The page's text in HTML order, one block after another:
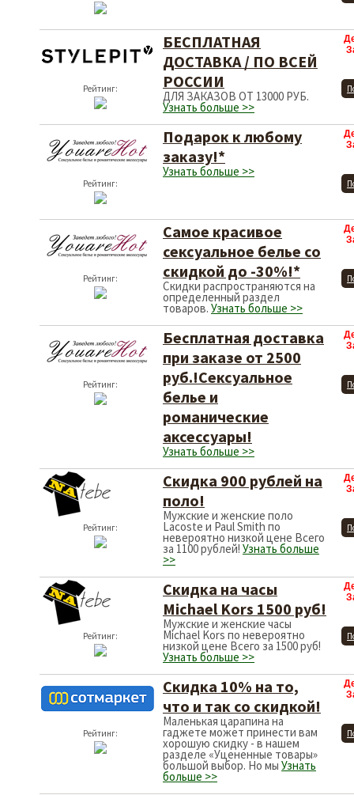
Рейтинг:
БЕСПЛАТНАЯ
ДОСТАВКА / ПО ВСЕЙ
РОССИИ
ДЛЯ ЗАКАЗОВ ОТ 13000 РУБ.
Узнать больше >>
Рейтинг:
Подарок к любому
заказу!*
Узнать больше >>
Рейтинг:
Самое красивое
сексуальное белье со
скидкой до -30%!*
Скидки распространяются на
определенный раздел
товаров. Узнать больше >>
Рейтинг:
Бесплатная доставка
при заказе от 2500
руб.!Сексуальное
белье и
романические
аксессуары!
Узнать больше >>
Рейтинг:
Скидка 900 рублей на
поло!
Мужские и женские поло
Lacoste и Paul Smith по
невероятно низкой цене Всего
за 1100 рублей! Узнать больше
>>
Рейтинг:
Скидка на часы
Michael Kors 1500 руб!
Мужские и женские часы
Michael Kors по невероятно
низкой цене Всего за 1500 руб!
Узнать больше >>
Рейтинг:
Скидка 10% на то,
что и так со скидкой!
Маленькая царапина на
гаджете может принести вам
хорошую скидку - в нашем
разделе «Уцененные товары»
большой выбор. Но мы Узнать
больше >>